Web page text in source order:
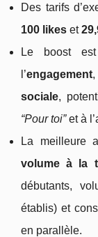
Des tarifs
100 likes et
Le boost
l’engagement
sociale,
“Pour toi”et à
La meilleure
volume à la
débutants,
établis) et
en parallèle.